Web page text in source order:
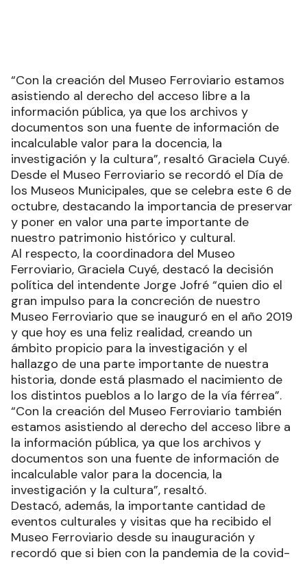
“Con la creación del Museo Ferroviario estamos
asistiendo al derecho del acceso libre a la
información pública, ya que los archivos y
documentos son una fuente de información de
incalculable valor para la docencia, la
investigación y la cultura”, resaltó Graciela Cuyé.
Desde el Museo Ferroviario se recordó el Día de
los Museos Municipales, que se celebra este 6 de
octubre, destacando la importancia de preservar
y poner en valor una parte importante de
nuestro patrimonio histórico y cultural.
Al respecto, la coordinadora del Museo
Ferroviario, Graciela Cuyé, destacó la decisión
política del intendente Jorge Jofré “quien dio el
gran impulso para la concreción de nuestro
Museo Ferroviario que se inauguró en el año 2019
y que hoy es una feliz realidad, creando un
ámbito propicio para la investigación y el
hallazgo de una parte importante de nuestra
historia, donde está plasmado el nacimiento de
los distintos pueblos a lo largo de la vía férrea”.
“Con la creación del Museo Ferroviario también
estamos asistiendo al derecho del acceso libre a
la información pública, ya que los archivos y
documentos son una fuente de información de
incalculable valor para la docencia, la
investigación y la cultura”, resaltó.
Destacó, además, la importante cantidad de
eventos culturales y visitas que ha recibido el
Museo Ferroviario desde su inauguración y
recordó que si bien con la pandemia de la covid-